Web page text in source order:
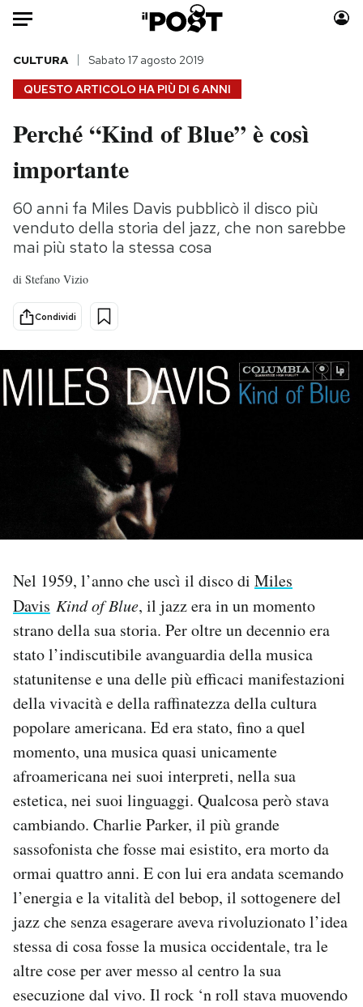
Auto
HOME
Italia
Politica
Tecnologia
Internet
Scienza
Cultura
Economia
Sport
Moda
Storie/Idee
Ok Boomer!
Media
PODCAST
NEWSLETTER
I MIEI PREFERITI
CALENDARIO
AREA PERSONALE
Area Personale
Regala il Post
Hai bisogno di aiuto?
Esci
QUESTO ARTICOLO HA PIÙ DI 6 ANNI
CULTURA Sabato 17 agosto 2019
Perché “Kind of Blue” è così
importante
60 anni fa Miles Davis pubblicò il disco più
venduto della storia del jazz, che non sarebbe
mai più stato la stessa cosa
di Stefano Vizio
Condividi
Nel 1959, l’anno che uscì il disco di Miles
Davis Kind of Blue, il jazz era in un momento
strano della sua storia. Per oltre un decennio era
stato l’indiscutibile avanguardia della musica
statunitense e una delle più efficaci manifestazioni
della vivacità e della raffinatezza della cultura
popolare americana. Ed era stato, fino a quel
momento, una musica quasi unicamente
afroamericana nei suoi interpreti, nella sua
estetica, nei suoi linguaggi. Qualcosa però stava
cambiando. Charlie Parker, il più grande
sassofonista che fosse mai esistito, era morto da
ormai quattro anni. E con lui era andata scemando
l’energia e la vitalità del bebop, il sottogenere del
jazz che senza esagerare aveva rivoluzionato l’idea
stessa di cosa fosse la musica occidentale, tra le
altre cose per aver messo al centro la sua
esecuzione dal vivo. Il rock ‘n roll stava muovendo